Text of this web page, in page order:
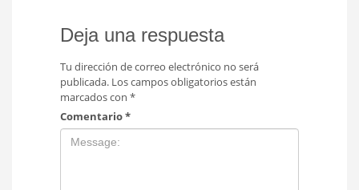
Deja una respuesta
Tu dirección de correo electrónico no será
publicada. Los campos obligatorios están
marcados con *
Comentario*